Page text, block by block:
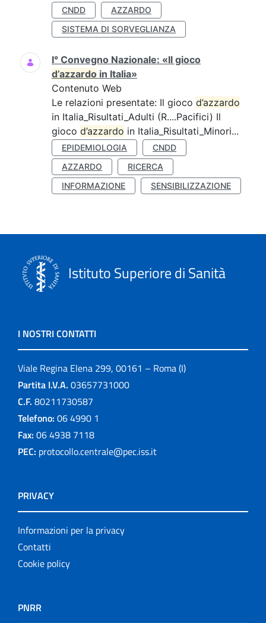
CNDD
AZZARDO
SISTEMA DI SORVEGLIANZA
I° Convegno Nazionale: «Il gioco
d’azzardo in Italia»
Contenuto Web
Le relazioni presentate: Il gioco d’azzardo
in Italia_Risultati_Adulti (R....Pacifici) Il
gioco d’azzardo in Italia_Risultati_Minori...
EPIDEMIOLOGIA
CNDD
AZZARDO
RICERCA
INFORMAZIONE
SENSIBILIZZAZIONE
Istituto Superiore di Sanità
I NOSTRI CONTATTI
Viale Regina Elena 299, 00161 – Roma (I)
Partita I.V.A. 03657731000
C.F. 80211730587
Telefono: 06 4990 1
Fax: 06 4938 7118
PEC: protocollo.centrale@pec.iss.it
PRIVACY
Informazioni per la privacy
Contatti
Cookie policy
PNRR